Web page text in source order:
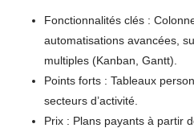
Fonctionnalités clés :
automatisations avancées,
multiples (Kanban, Gantt).
Points forts : Tableaux
secteurs d’activité.
Prix : Plans payants à partir